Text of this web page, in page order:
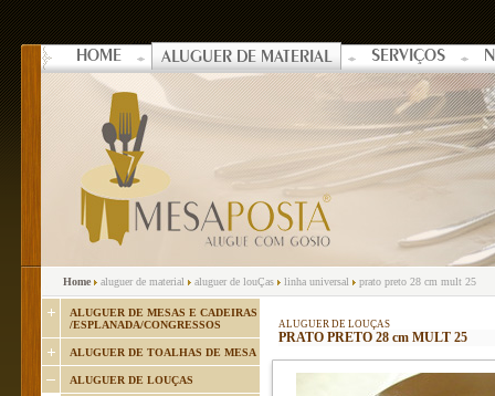
HOME ALUGUER DE MATERIAL SERVIÇOS
Home aluguer de material aluguer de louÇas linha universal prato preto 28 cm mult 25
ALUGUER DE MESAS E CADEIRAS
/ESPLANADA/CONGRESSOS
ALUGUER DE TOALHAS DE MESA
ALUGUER DE LOUÇAS
ALUGUER DE LOUÇAS
PRATO PRETO 28 cm MULT 25